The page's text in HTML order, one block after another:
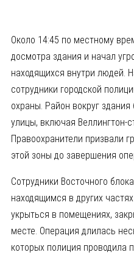
Около 14:45 по местному
досмотра здания и начал
находящихся внутри людей.
сотрудники городской
охраны. Район вокруг
улицы, включая Веллингтон-
Правоохранители призвали
этой зоны до завершения
Сотрудники Восточного
находящимся в других
укрыться в помещениях,
месте. Операция длилась
которых полиция проводила